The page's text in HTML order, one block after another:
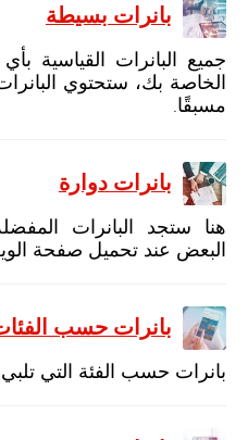
بانرات بسيطة
جميع البانرات القياسية
الخاصة بك، ستحتوي
مسبقًا.
بانرات دوارة
هنا ستجد البانرات
البعض عند تحميل صفحة
بانرات حسب
بانرات حسب الفئة التي